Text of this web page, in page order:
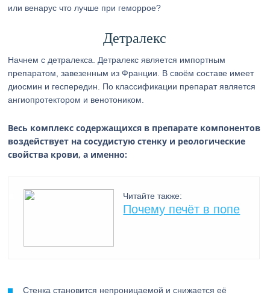
или венарус что лучше при геморрое?
Детралекс
Начнем с детралекса. Детралекс является импортным
препаратом, завезенным из Франции. В своём составе имеет
диосмин и геспередин. По классификации препарат является
ангиопротектором и венотоником.
Весь комплекс содержащихся в препарате компонентов
воздействует на сосудистую стенку и реологические
свойства крови, а именно:
Читайте также:
Почему печёт в попе
Стенка становится непроницаемой и снижается её